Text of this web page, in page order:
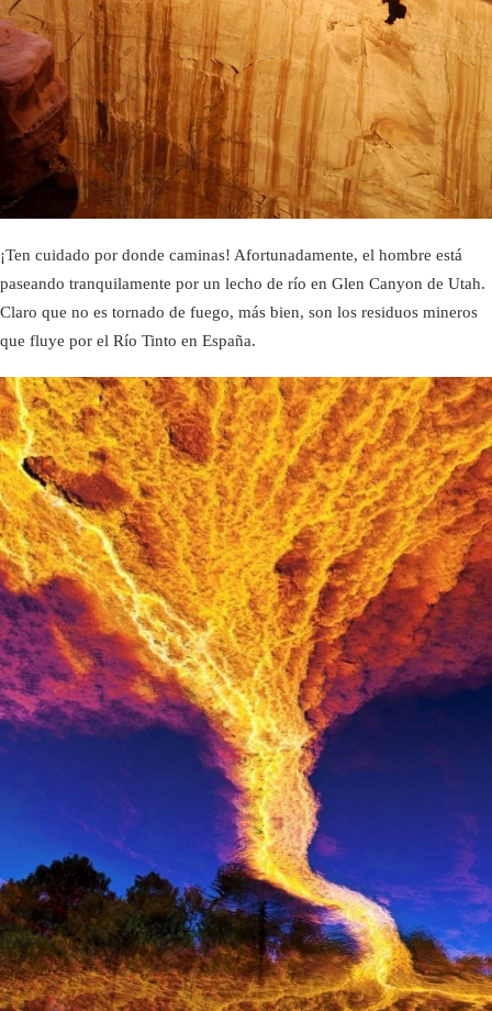
¡Ten cuidado por donde caminas! Afortunadamente, el hombre está
paseando tranquilamente por un lecho de río en Glen Canyon de Utah.
Claro que no es tornado de fuego, más bien, son los residuos mineros
que fluye por el Río Tinto en España.